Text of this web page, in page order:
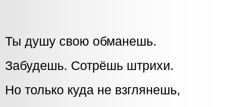
Ты душу свою обманешь.
Забудешь. Сотрёшь штрихи.
Но только куда не взглянешь,